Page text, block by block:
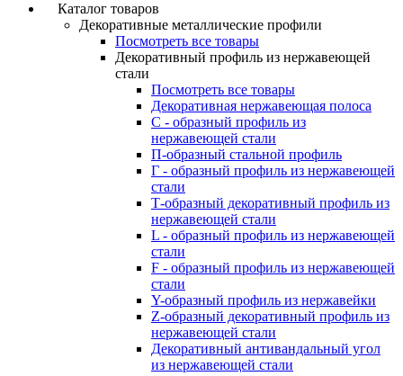
Каталог товаров
Декоративные металлические профили
Посмотреть все товары
Декоративный профиль из нержавеющей
стали
Посмотреть все товары
Декоративная нержавеющая полоса
С - образный профиль из
нержавеющей стали
П-образный стальной профиль
Г - образный профиль из нержавеющей
стали
Т-образный декоративный профиль из
нержавеющей стали
L - образный профиль из нержавеющей
стали
F - образный профиль из нержавеющей
стали
Y-образный профиль из нержавейки
Z-образный декоративный профиль из
нержавеющей стали
Декоративный антивандальный угол
из нержавеющей стали